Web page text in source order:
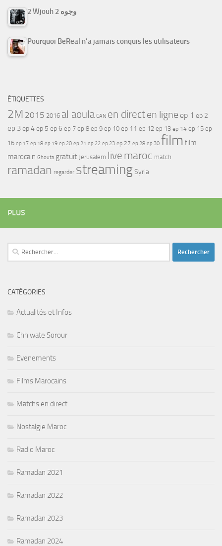
2 Wjouh 2 وجوه
Pourquoi BeReal n’a jamais conquis les utilisateurs
ÉTIQUETTES
2M 2015 2016 al aoula CAN en directen ligne ep 1 ep 2
ep 3ep 4ep 5 ep 6 ep 7 ep 8 ep 9 ep 10 ep 11 ep 12 ep 13 ep 14 ep 15 ep
16 ep 17 ep 18 ep 19 ep 20 ep 21 ep 22 ep 23 ep 27 ep 28 ep 30 film film
marocain Ghouta gratuit Jerusalem live maroc match
ramadan regarder streamingSyria
PLUS
Rechercher :
CATÉGORIES
Actualités et Infos
Chhiwate Sorour
Evenements
Films Marocains
Matchs en direct
Nostalgie Maroc
Radio Maroc
Ramadan 2021
Ramadan 2022
Ramadan 2023
Ramadan 2024